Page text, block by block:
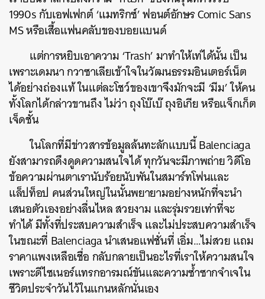
1990s กับเอฟเฟกต์ ‘แมทริกซ์’ ฟอนต์อักษร Comic Sans
MS หรือเสื้อแฟนคลับของบอยแบนด์
แต่การหยิบเอาความ ‘Trash’ มาทำให้เท่ได้นั้น เป็น
เพราะเดมนา กวาซาเลียเข้าใจในวัฒนธรรมอินเตอร์เน็ต
ได้อย่างถ่องแท้ ในแต่ละโชว์ของเขาจึงมักจะมี ‘มีม’ ให้คน
ทั้งโลกได้กล่าวขานถึง ไม่ว่า ถุงโบ๊เบ๊ ถุงอิเกีย หรือแจ็กเก็ต
เจ็ดชั้น
ในโลกที่มีข่าวสารข้อมูลล้นทะลักแบบนี้ Balenciaga
ยังสามารถดึงดูดความสนใจได้ ทุกวันจะมีภาพถ่าย วิดีโอ
ข้อความผ่านตาเรานับร้อยนับพันในสมาร์ทโฟนและ
แล็ปท็อป คนส่วนใหญ่ในนั้นพยายามอย่างหนักที่จะนำ
เสนอตัวเองอย่างลื่นไหล สวยงาม และรุ่มรวยเท่าที่จะ
ทำได้ มีทั้งที่ประสบความสำเร็จ และไม่ประสบความสำเร็จ
ในขณะที่ Balenciaga นำเสนอแฟชั่นที่ เอิ่ม…ไม่สวย แถม
ราคาแพงเหลือเชื่อ กลับกลายเป็นอะไรที่เราให้ความสนใจ
เพราะดีไซเนอร์แทรกอารมณ์ขันและความซ้ำซากจำเจใน
ชีวิตประจำวันไว้ในแกนหลักนั่นเอง